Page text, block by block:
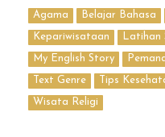
Agama Belajar Bahasa
Kepariwisataan Latihan
My English Story
Text Genre Tips
Wisata Religi